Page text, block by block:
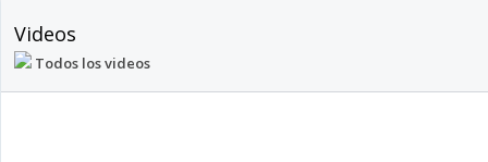
Videos
Todos los videos